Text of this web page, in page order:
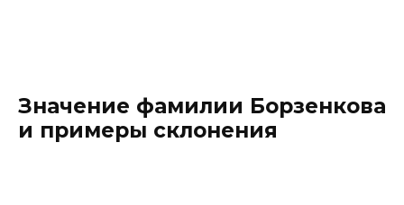
Значение фамилии Борзенкова
и примеры склонения